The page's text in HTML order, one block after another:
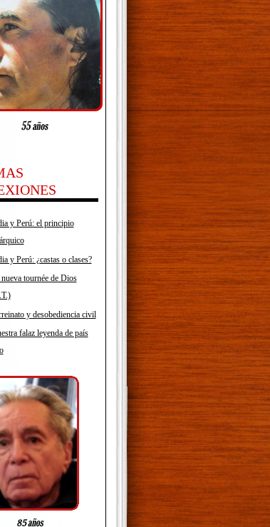
y Perú: el principio
y Perú: ¿castas o clases?
tournée de Dios
y desobediencia civil
falaz leyenda de país